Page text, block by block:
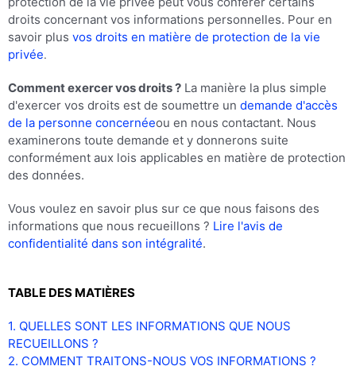
droits concernant vos informations personnelles. Pour en
savoir plus vos droits en matière de protection de la vie
privée.
Comment exercer vos droits ? La manière la plus simple
d'exercer vos droits est de soumettre un demande d'accès
de la personne concernéeou en nous contactant. Nous
examinerons toute demande et y donnerons suite
conformément aux lois applicables en matière de protection
des données.
Vous voulez en savoir plus sur ce que nous faisons des
informations que nous recueillons ? Lire l'avis de
confidentialité dans son intégralité.
TABLE DES MATIÈRES
1. QUELLES SONT LES INFORMATIONS QUE NOUS
RECUEILLONS ?
2. COMMENT TRAITONS-NOUS VOS INFORMATIONS ?